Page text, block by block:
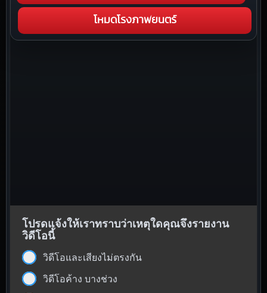
โหมดโรงภาพยนตร์
โปรดแจ้งให้เราทราบว่าเหตุใดคุณจึงรายงาน
วิดีโอนี้
วิดีโอและเสียงไม่ตรงกัน
วิดีโอค้าง บางช่วง